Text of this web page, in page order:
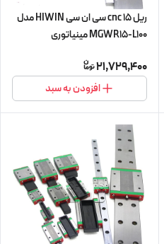
ریل 15 cnc سی ان سی HIWIN مدل
MGWR15-L100 مینیاتوری
21,729,400
افزودن به سبد